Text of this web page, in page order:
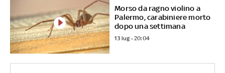
Morso da ragno violino a
Palermo, carabiniere morto
dopo una settimana
13 lug - 20:04